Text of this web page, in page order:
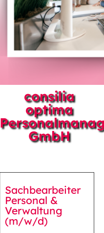
consilia
optima
GmbH
Sachbearbeiter
Personal &
Verwaltung
(m/w/d)